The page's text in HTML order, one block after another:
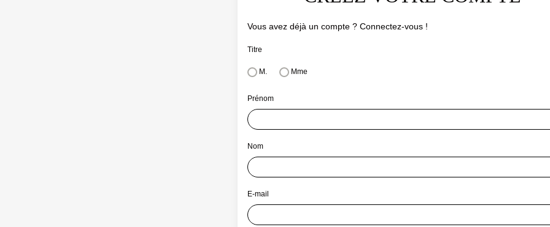
Vous avez déjà un compte ? Connectez-vous !
Titre
M. Mme
Prénom
Nom
E-mail